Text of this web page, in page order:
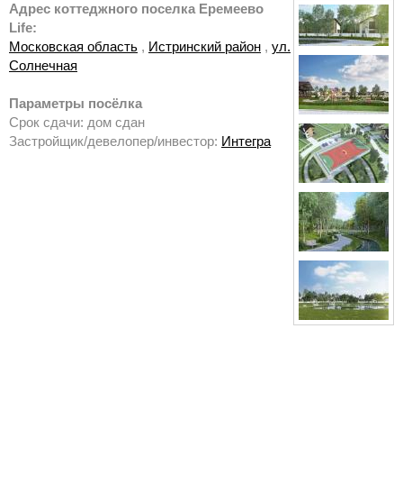
Адрес коттеджного поселка Еремеево
Life:
Московская область , Истринский район , ул.
Солнечная
Параметры посёлка
Срок сдачи: дом сдан
Застройщик/девелопер/инвестор: Интегра